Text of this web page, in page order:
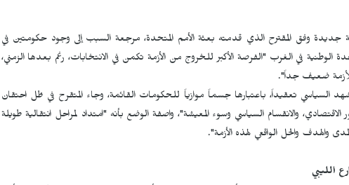
جديدة وفق المقترح الذي قدمته بعثة الأمم المتحدة، مرجعة السبب إلى وجود حكومتين في
الوطنية في الغرب "الفرصة الأكبر للخروج من الأزمة تكمن في الانتخابات، رغم بعدها الزمني،
ضعيف جداً".
السياسي تعقيداً، باعتبارها جسماً موازياً للحكومات القائمة، وجاء المتقرح في ظل احتقان
الاقتصادي، والانقسام السياسي وسوء المعيشة"، واصفة الوضع بأنه "امتداد لمراحل انتقالية طويلة
الليبي